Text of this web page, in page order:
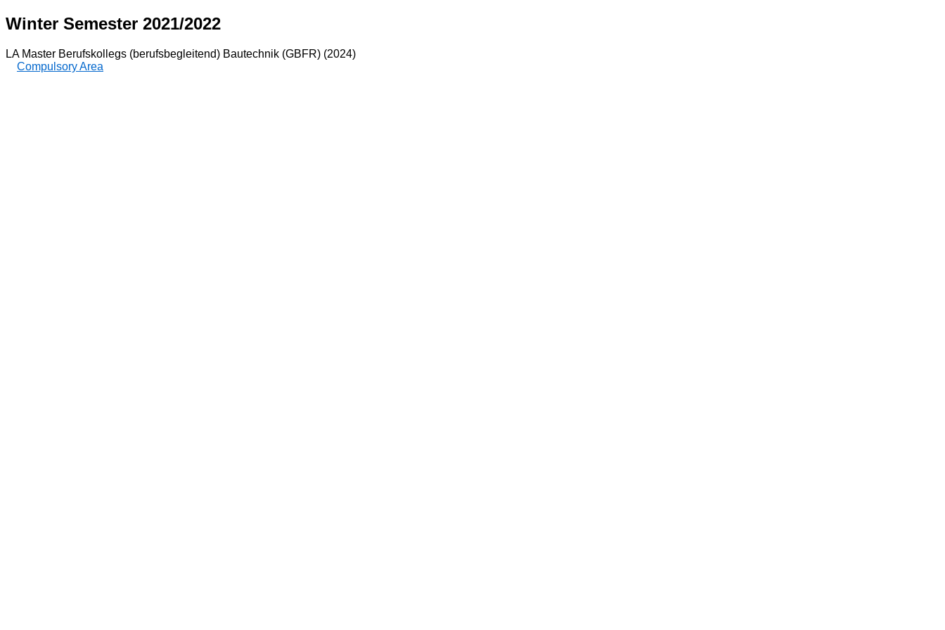
Winter Semester 2021/2022
LA Master Berufskollegs (berufsbegleitend) Bautechnik (GBFR) (2024)
Compulsory Area